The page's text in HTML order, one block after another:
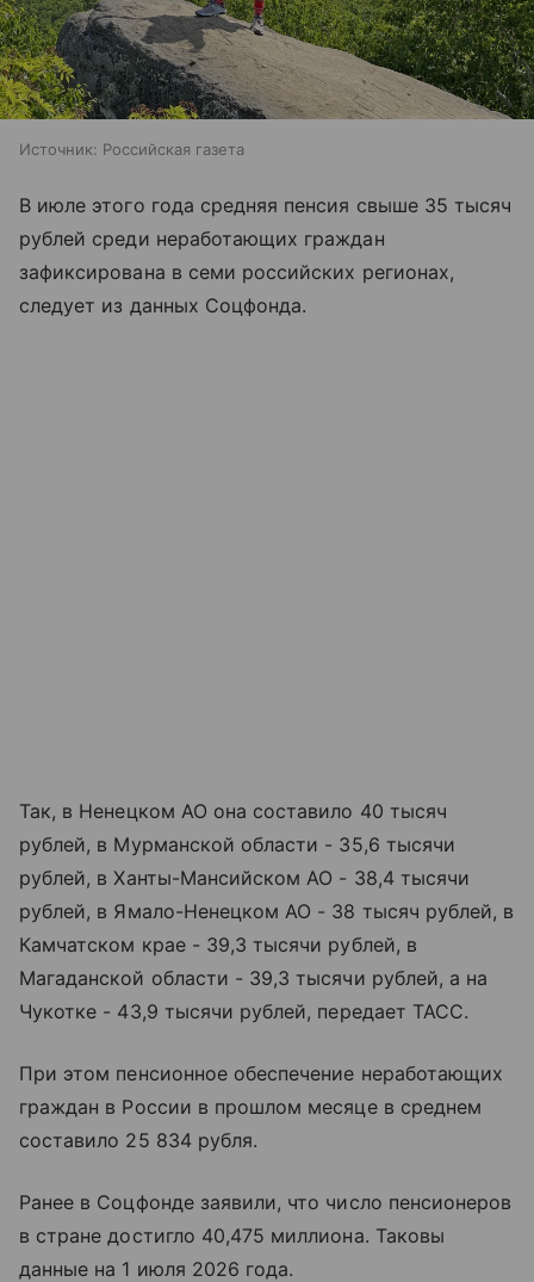
Источник: Российская газета
В июле этого года средняя пенсия свыше 35 тысяч
рублей среди неработающих граждан
зафиксирована в семи российских регионах,
следует из данных Соцфонда.
Так, в Ненецком АО она составило 40 тысяч
рублей, в Мурманской области - 35,6 тысячи
рублей, в Ханты-Мансийском АО - 38,4 тысячи
рублей, в Ямало-Ненецком АО - 38 тысяч рублей, в
Камчатском крае - 39,3 тысячи рублей, в
Магаданской области - 39,3 тысячи рублей, а на
Чукотке - 43,9 тысячи рублей, передает ТАСС.
При этом пенсионное обеспечение неработающих
граждан в России в прошлом месяце в среднем
составило 25 834 рубля.
Ранее в Соцфонде заявили, что число пенсионеров
в стране достигло 40,475 миллиона. Таковы
данные на 1 июля 2026 года.